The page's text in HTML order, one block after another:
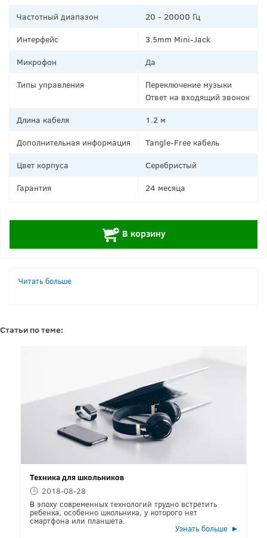
Частотный диапазон
20 - 20000 Гц
Интерфейс
3.5mm Mini-Jack
Микрофон
Да
Типы управления
Переключение музыки
Ответ на входящий звонок
Длина кабеля
1.2 м
Дополнительная информация
Tangle-Free кабель
Цвет корпуса
Серебристый
Гарантия
24 месяца
+В корзину
Читать больше
Статьи по теме:
Техника для школьников
2018-08-28
В эпоху современных технологий трудно встретить
ребенка, особенно школьника, у которого нет
смартфона или планшета.
Узнать больше